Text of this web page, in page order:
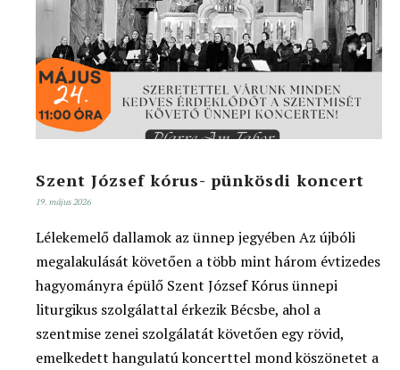
Szent József kórus- pünkösdi koncert
19. május 2026
Lélekemelő dallamok az ünnep jegyében Az újbóli
megalakulását követően a több mint három évtizedes
hagyományra épülő Szent József Kórus ünnepi
liturgikus szolgálattal érkezik Bécsbe, ahol a
szentmise zenei szolgálatát követően egy rövid,
emelkedett hangulatú koncerttel mond köszönetet a